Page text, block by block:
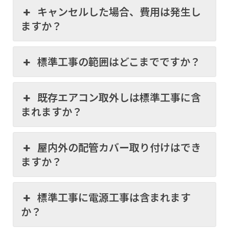
キャンセルした場合、費用は発生し
ますか？
標準工事の範囲はどこまでですか？
既存エアコン取外しは標準工事に含
まれますか？
屋内外の配管カバー取り付けはでき
ますか？
標準工事に電源工事は含まれます
か？